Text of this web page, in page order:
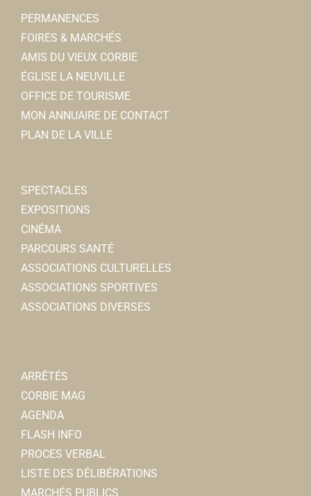
PERMANENCES
FOIRES & MARCHÉS
AMIS DU VIEUX CORBIE
ÉGLISE LA NEUVILLE
OFFICE DE TOURISME
MON ANNUAIRE DE CONTACT
PLAN DE LA VILLE
SPECTACLES
EXPOSITIONS
CINÉMA
PARCOURS SANTÉ
ASSOCIATIONS CULTURELLES
ASSOCIATIONS SPORTIVES
ASSOCIATIONS DIVERSES
ARRÊTÉS
CORBIE MAG
AGENDA
FLASH INFO
PROCES VERBAL
LISTE DES DÉLIBÉRATIONS
MARCHÉS PUBLICS